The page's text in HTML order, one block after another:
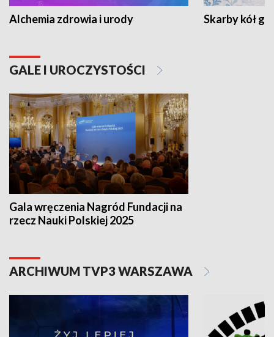
Alchemia zdrowia i urody Skarby kół
GALE I UROCZYSTOŚCI
Gala wręczenia Nagród Fundacji na
rzecz Nauki Polskiej 2025
ARCHIWUM TVP3 WARSZAWA